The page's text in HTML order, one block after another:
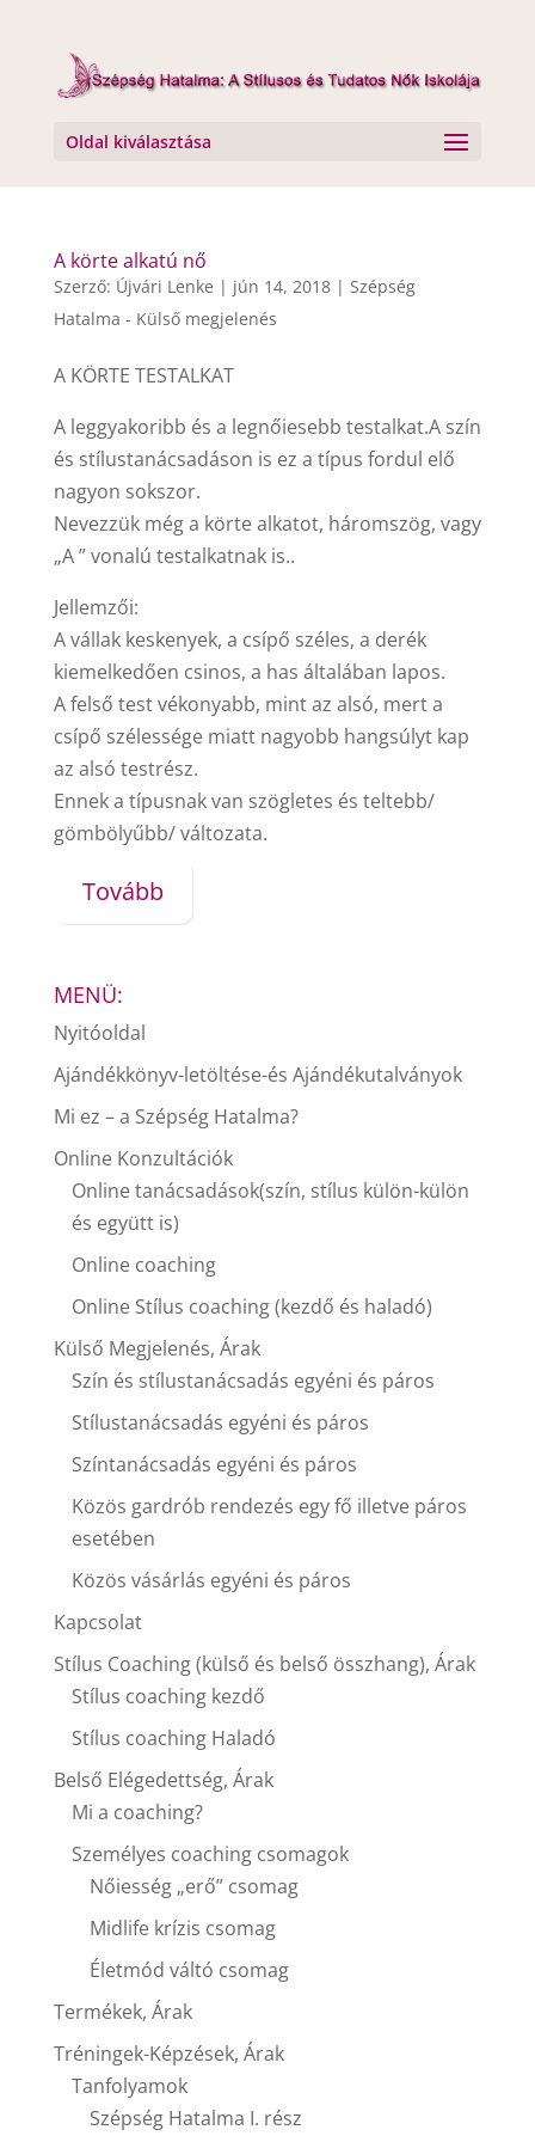
Oldal kiválasztása
A körte alkatú nő
Szerző: Újvári Lenke | jún 14, 2018| Szépség
Hatalma - Külső megjelenés
A KÖRTE TESTALKAT
A leggyakoribb és a legnőiesebb testalkat.A szín
és stílustanácsadáson is ez a típus fordul elő
nagyon sokszor.
Nevezzük még a körte alkatot, háromszög, vagy
„A ” vonalú testalkatnak is..
Jellemzői:
A vállak keskenyek, a csípő széles, a derék
kiemelkedően csinos, a has általában lapos.
A felső test vékonyabb, mint az alsó, mert a
csípő szélessége miatt nagyobb hangsúlyt kap
az alsó testrész.
Ennek a típusnak van szögletes és teltebb/
gömbölyűbb/ változata.
Tovább
MENÜ:
Nyitóoldal
Ajándékkönyv-letöltése-és Ajándékutalványok
Mi ez – a Szépség Hatalma?
Online Konzultációk
Online tanácsadások(szín, stílus külön-külön
és együtt is)
Online coaching
Online Stílus coaching (kezdő és haladó)
Külső Megjelenés, Árak
Szín és stílustanácsadás egyéni és páros
Stílustanácsadás egyéni és páros
Színtanácsadás egyéni és páros
Közös gardrób rendezés egy fő illetve páros
esetében
Közös vásárlás egyéni és páros
Kapcsolat
Stílus Coaching (külső és belső összhang), Árak
Stílus coaching kezdő
Stílus coaching Haladó
Belső Elégedettség, Árak
Mi a coaching?
Személyes coaching csomagok
Nőiesség „erő” csomag
Midlife krízis csomag
Életmód váltó csomag
Termékek, Árak
Tréningek-Képzések, Árak
Tanfolyamok
Szépség Hatalma I. rész